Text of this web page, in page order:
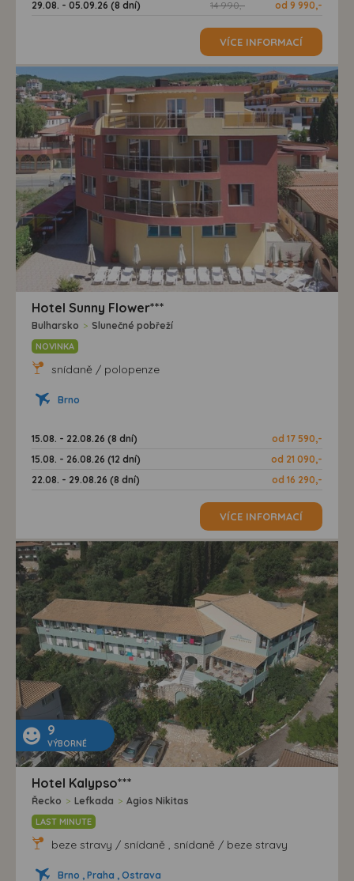
29.08. - 05.09.26 (8 dní)
14 990,- od 9 990,-
VÍCE INFORMACÍ
Hotel Sunny Flower***
Bulharsko > Slunečné pobřeží
NOVINKA
snídaně / polopenze
Brno
15.08. - 22.08.26 (8 dní)
od 17 590,-
15.08. - 26.08.26 (12 dní)
od 21 090,-
22.08. - 29.08.26 (8 dní)
od 16 290,-
VÍCE INFORMACÍ
9
VÝBORNÉ
Hotel Kalypso***
Řecko > Lefkada > Agios Nikitas
LAST MINUTE
beze stravy / snídaně , snídaně / beze stravy
Brno , Praha , Ostrava